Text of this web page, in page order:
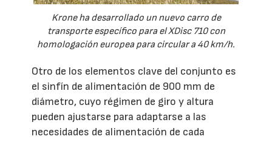
Krone ha desarrollado un nuevo carro de
transporte específico para el XDisc 710 con
homologación europea para circular a 40 km/h.
Otro de los elementos clave del conjunto es
el sinfín de alimentación de 900 mm de
diámetro, cuyo régimen de giro y altura
pueden ajustarse para adaptarse a las
necesidades de alimentación de cada